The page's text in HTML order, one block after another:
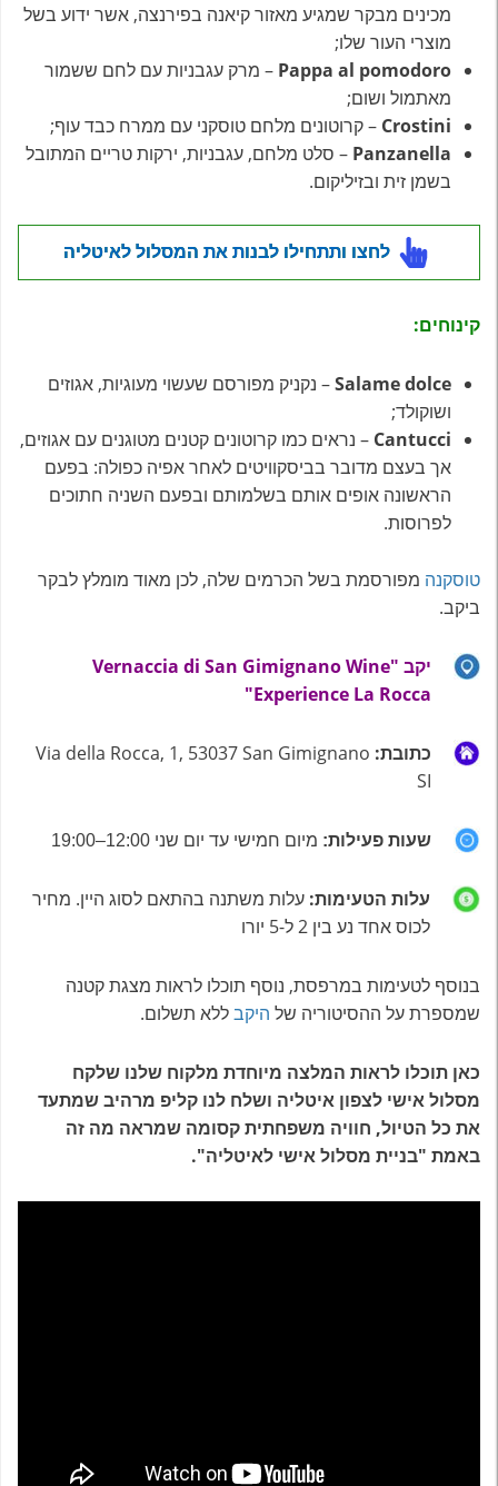
מכינים מבקר שמגיע מאזור קיאנה בפירנצה, אשר ידוע בשל
מוצרי העור שלו;
Pappa al pomodoro – מרק עגבניות עם לחם ששמור
מאתמול ושום;
Сrostini – קרוטונים מלחם טוסקני עם ממרח כבד עוף;
Panzanella – סלט מלחם, עגבניות, ירקות טריים המתובל
בשמן זית ובזיליקום.
לחצו ותתחילו לבנות את המסלול לאיטליה
קינוחים:
Salame dolce– נקניק מפורסם שעשוי מעוגיות, אגוזים
ושוקולד;
Cantucci – נראים כמו קרוטונים קטנים מטוגנים עם אגוזים,
אך בעצם מדובר בביסקוויטים לאחר אפיה כפולה: בפעם
הראשונה אופים אותם בשלמותם ובפעם השניה חתוכים
לפרוסות.
טוסקנה מפורסמת בשל הכרמים שלה, לכן מאוד מומלץ לבקר
ביקב.
יקב "Vernaccia di San Gimignano Wine
Experience La Rocca"
כתובת: Via della Rocca, 1, 53037 San Gimignano
SI
שעות פעילות: מיום חמישי עד יום שני 12:00–19:00
עלות הטעימות: עלות משתנה בהתאם לסוג היין. מחיר
לכוס אחד נע בין 2 ל-5 יורו
בנוסף לטעימות במרפסת, נוסף תוכלו לראות מצגת קטנה
שמספרת על ההסיטוריה של היקב ללא תשלום.
כאן תוכלו לראות המלצה מיוחדת מלקוח שלנו שלקח
מסלול אישי לצפון איטליה ושלח לנו קליפ מרהיב שמתעד
את כל הטיול, חוויה משפחתית קסומה שמראה מה זה
באמת "בניית מסלול אישי לאיטליה".